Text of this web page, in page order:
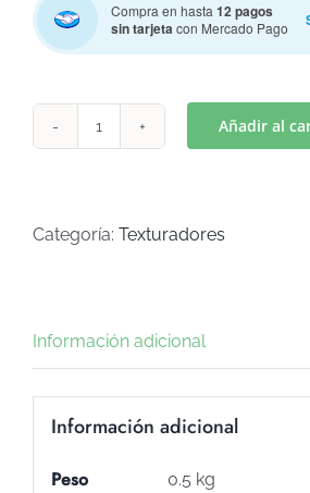
Compra en hasta 12 pagos
sin tarjetacon Mercado Pago
(Art
Añadir al
Categoría: Texturadores
Información adicional
Información adicional
Peso 0.5 kg